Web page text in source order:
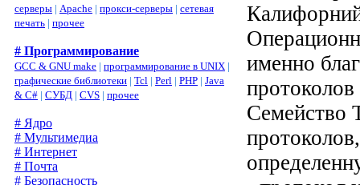
серверы | Apache | прокси-серверы | сетевая
печать | прочее
# Программирование
GCC & GNU make | программирование в UNIX |
графические библиотеки | Tcl | Perl | PHP | Java
& C# | СУБД | CVS | прочее
# Ядро
# Мультимедиа
# Интернет
# Почта
# Безопасность
именно
Семейство